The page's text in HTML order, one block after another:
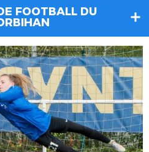
FOOTBALL DU